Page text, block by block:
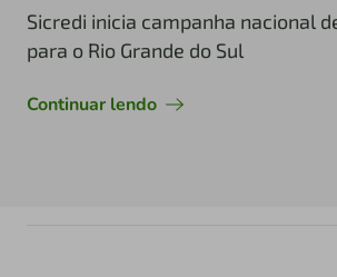
Sicredi inicia campanha nacional
para o Rio Grande do Sul
Continuar lendo